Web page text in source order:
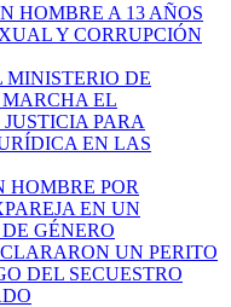
HOMBRE A 13 AÑOS
Y CORRUPCIÓN
DE
EL
PARA
EN LAS
HOMBRE POR
EN UN
GÉNERO
UN PERITO
DEL SECUESTRO